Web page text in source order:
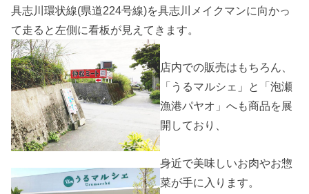
具志川環状線(県道224号線)を具志川メイクマンに向かっ
て走ると左側に看板が見えてきます。
店内での販売はもちろん、
「うるマルシェ」と「泡瀬
漁港パヤオ」へも商品を展
開しており、
身近で美味しいお肉やお惣
菜が手に入ります。